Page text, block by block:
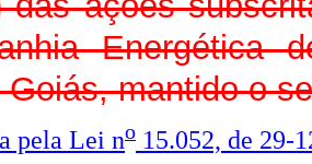
Energética
mantido o
pela Lei no 15.052, de 29-